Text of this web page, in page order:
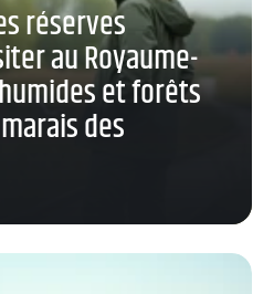
réserves
au Royaume-
et forêts
des